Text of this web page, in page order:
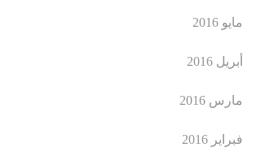
مايو 2016
أبريل 2016
مارس 2016
فبراير 2016